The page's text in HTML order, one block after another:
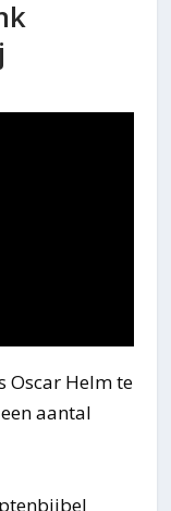
Oscar Helm te
aantal